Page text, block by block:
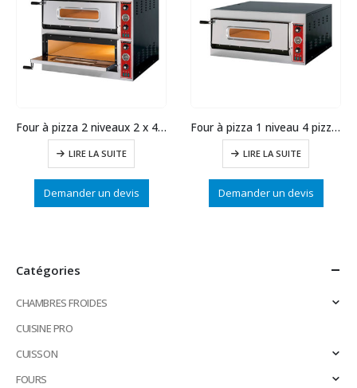
Four à pizza 2 niveaux 2 x 4 pizzas
LIRE LA SUITE
Demander un devis
Four à pizza 1 niveau 4 pizzas
LIRE LA SUITE
Demander un devis
Catégories
CHAMBRES FROIDES
CUISINE PRO
CUISSON
FOURS